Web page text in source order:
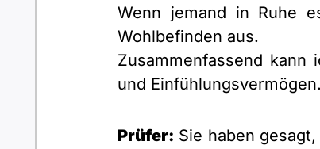
Wenn jemand in Ruhe
Wohlbefinden aus.
Zusammenfassend kann
und Einfühlungsvermögen.
Prüfer: Sie haben